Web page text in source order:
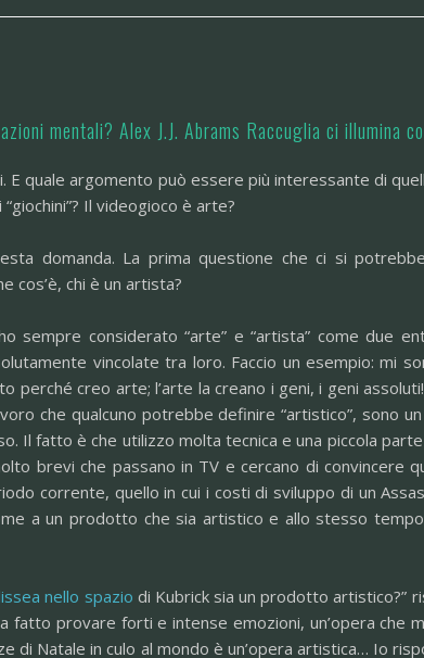
mentali? Alex J.J. Abrams Raccuglia ci illumina
E quale argomento può essere più interessante di
Il videogioco è arte?
domanda. La prima questione che ci si
cos’è, chi è un artista?
sempre considerato “arte” e “artista” come due
vincolate tra loro. Faccio un esempio: mi
perché creo arte; l’arte la creano i geni, i geni
che qualcuno potrebbe definire “artistico”, sono
Il fatto è che utilizzo molta tecnica e una piccola
brevi che passano in TV e cercano di convincere
corrente, quello in cui i costi di sviluppo di un
a un prodotto che sia artistico e allo stesso
nello spazio di Kubrick sia un prodotto artistico?”
fatto provare forti e intense emozioni, un’opera che
di Natale in culo al mondo è un’opera artistica… Io